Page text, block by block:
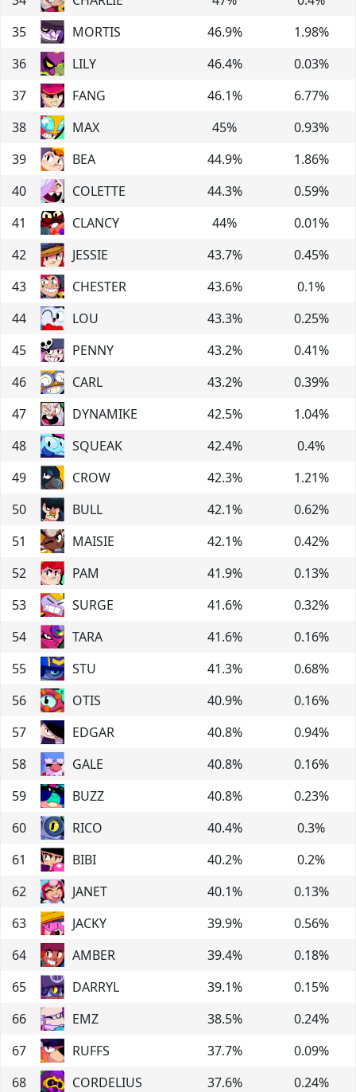
35
MORTIS 46.9% 1.98%
36
LILY 46.4% 0.03%
37
FANG 46.1% 6.77%
38
MAX 45% 0.93%
39
BEA 44.9% 1.86%
40
COLETTE 44.3% 0.59%
41
CLANCY 44% 0.01%
42
JESSIE 43.7% 0.45%
43
CHESTER 43.6% 0.1%
44
LOU 43.3% 0.25%
45
PENNY 43.2% 0.41%
46
CARL 43.2% 0.39%
47
DYNAMIKE 42.5% 1.04%
48
SQUEAK 42.4% 0.4%
49
CROW 42.3% 1.21%
50
BULL 42.1% 0.62%
51
MAISIE 42.1% 0.42%
52
PAM 41.9% 0.13%
53
SURGE 41.6% 0.32%
54
TARA 41.6% 0.16%
55
STU 41.3% 0.68%
56
OTIS 40.9% 0.16%
57
EDGAR 40.8% 0.94%
58
GALE 40.8% 0.16%
59
BUZZ 40.8% 0.23%
60
RICO 40.4% 0.3%
61
BIBI 40.2% 0.2%
62
JANET 40.1% 0.13%
63
JACKY 39.9% 0.56%
64
AMBER 39.4% 0.18%
65
DARRYL 39.1% 0.15%
66
EMZ 38.5% 0.24%
67
RUFFS 37.7% 0.09%
68
CORDELIUS 37.6% 0.24%